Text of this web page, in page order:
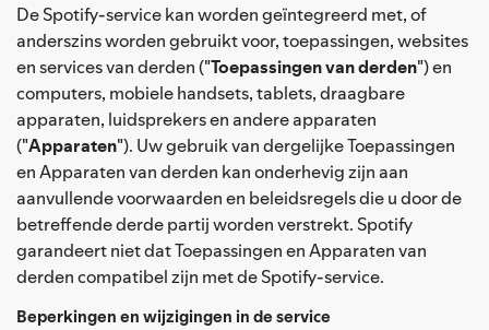
De Spotify-service kan worden geïntegreerd met, of
anderszins worden gebruikt voor, toepassingen, websites
en services van derden ("Toepassingen van derden") en
computers, mobiele handsets, tablets, draagbare
apparaten, luidsprekers en andere apparaten
("Apparaten"). Uw gebruik van dergelijke Toepassingen
en Apparaten van derden kan onderhevig zijn aan
aanvullende voorwaarden en beleidsregels die u door de
betreffende derde partij worden verstrekt. Spotify
garandeert niet dat Toepassingen en Apparaten van
derden compatibel zijn met de Spotify-service.
Beperkingen en wijzigingen in de service